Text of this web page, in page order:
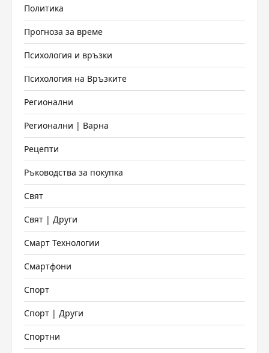
Политика
Прогноза за време
Психология и връзки
Психология на Връзките
Регионални
Регионални | Варна
Рецепти
Ръководства за покупка
Свят
Свят | Други
Смарт Технологии
Смартфони
Спорт
Спорт | Други
Спортни